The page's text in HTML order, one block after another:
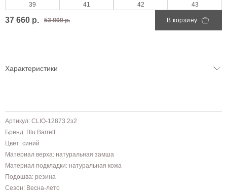
39 41 42 43
37 660 р. 53 800 р. В корзину
Характеристики
Артикул: CLIO-12873.2з2
Бренд: Blu Barrett
Цвет: синий
Материал верха: натуральная замша
Материал подкладки: натуральная кожа
Подошва: резина
Сезон: Весна-лето